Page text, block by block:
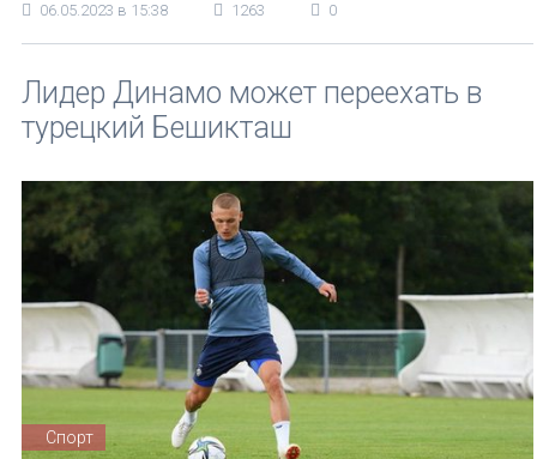
06.05.2023 в 15:38 1263 0
Лидер Динамо может переехать в
турецкий Бешикташ
Спорт